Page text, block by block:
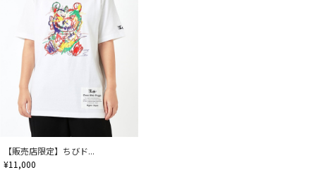
【販売店限定】ちびド...
¥11,000